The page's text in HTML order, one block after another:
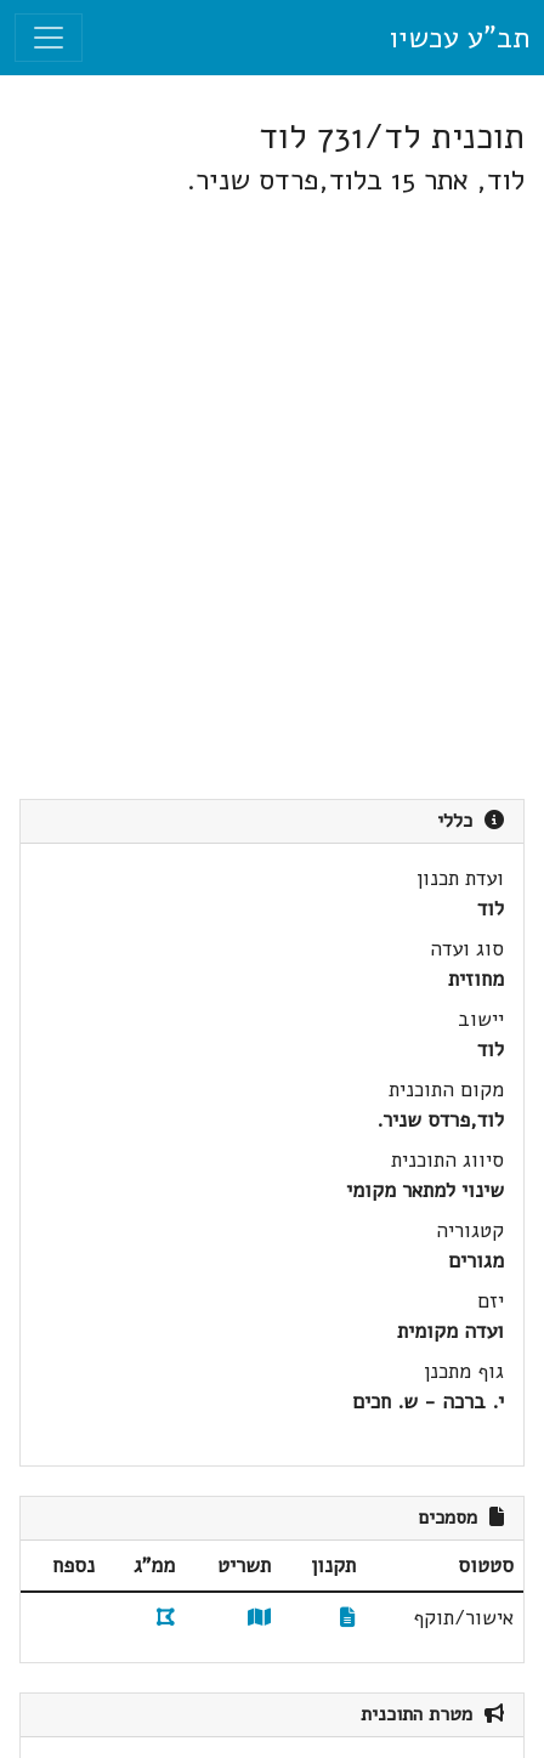
תב"ע עכשיו
תוכנית לד/731 לוד
לוד, אתר 15 בלוד,פרדס שניר.
כללי
ועדת תכנון
לוד
סוג ועדה
מחוזית
יישוב
לוד
מקום התוכנית
לוד,פרדס שניר.
סיווג התוכנית
שינוי למתאר מקומי
קטגוריה
מגורים
יזם
ועדה מקומית
גוף מתכנן
י. ברכה - ש. חכים
מסמכים
סטטוס תקנון תשריט ממ"ג
נספח
אישור/תוקף
מטרת התוכנית